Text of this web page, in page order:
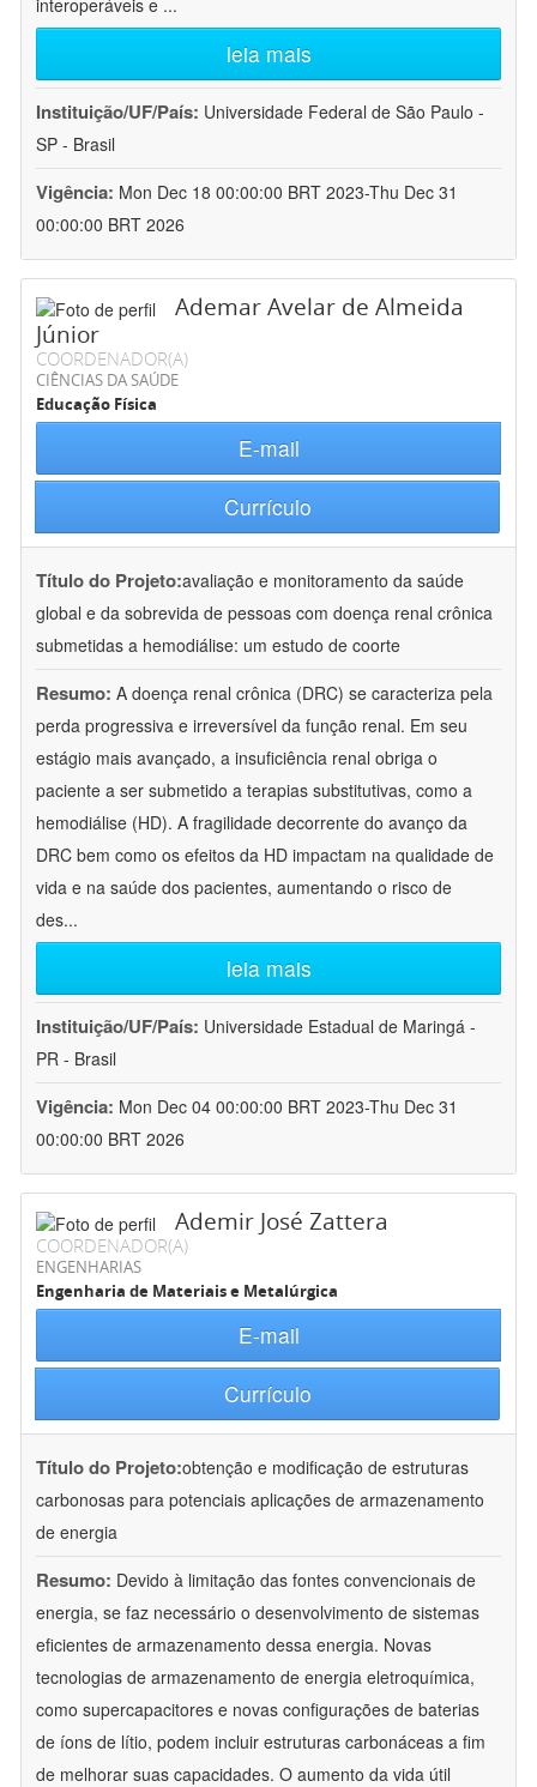
interoperáveis e ...
leia mais
Instituição/UF/País: Universidade Federal de São Paulo -
SP - Brasil
Vigência: Mon Dec 18 00:00:00 BRT 2023-Thu Dec 31
00:00:00 BRT 2026
Ademar Avelar de Almeida
Júnior
COORDENADOR(A)
CIÊNCIAS DA SAÚDE
Educação Física
E-mail
Currículo
Título do Projeto:avaliação e monitoramento da saúde
global e da sobrevida de pessoas com doença renal crônica
submetidas a hemodiálise: um estudo de coorte
Resumo: A doença renal crônica (DRC) se caracteriza pela
perda progressiva e irreversível da função renal. Em seu
estágio mais avançado, a insuficiência renal obriga o
paciente a ser submetido a terapias substitutivas, como a
hemodiálise (HD). A fragilidade decorrente do avanço da
DRC bem como os efeitos da HD impactam na qualidade de
vida e na saúde dos pacientes, aumentando o risco de
des...
leia mais
Instituição/UF/País: Universidade Estadual de Maringá -
PR - Brasil
Vigência: Mon Dec 04 00:00:00 BRT 2023-Thu Dec 31
00:00:00 BRT 2026
Ademir José Zattera
COORDENADOR(A)
ENGENHARIAS
Engenharia de Materiais e Metalúrgica
E-mail
Currículo
Título do Projeto:obtenção e modificação de estruturas
carbonosas para potenciais aplicações de armazenamento
de energia
Resumo: Devido à limitação das fontes convencionais de
energia, se faz necessário o desenvolvimento de sistemas
eficientes de armazenamento dessa energia. Novas
tecnologias de armazenamento de energia eletroquímica,
como supercapacitores e novas configurações de baterias
de íons de lítio, podem incluir estruturas carbonáceas a fim
de melhorar suas capacidades. O aumento da vida útil